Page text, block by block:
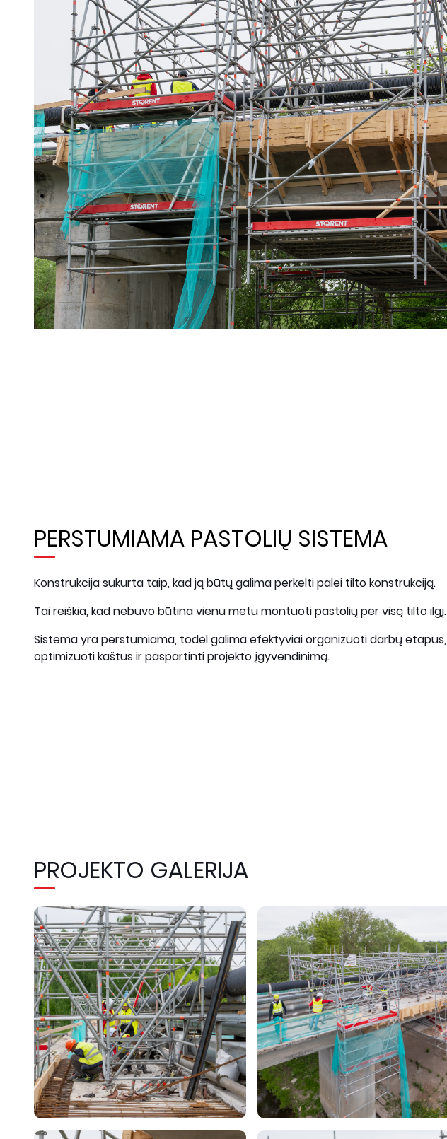
PERSTUMIAMA PASTOLIŲ SISTEMA
Konstrukcija sukurta taip, kad ją būtų galima perkelti palei tilto konstrukciją.
Tai reiškia, kad nebuvo būtina vienu metu montuoti pastolių per visą tilto ilgį.
Sistema yra perstumiama, todėl galima efektyviai organizuoti darbų etapus,
optimizuoti kaštus ir paspartinti projekto įgyvendinimą.
PROJEKTO GALERIJA